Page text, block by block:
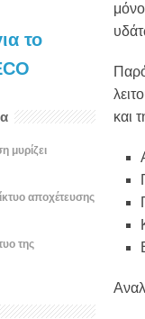
και
το
μυρίζει
αποχέτευσης
της